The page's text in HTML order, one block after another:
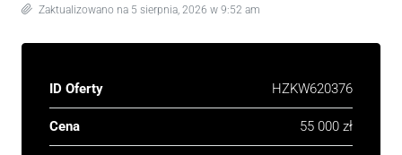
Zaktualizowano na 5 sierpnia, 2026 w 9:52 am
ID Oferty HZKW620376
Cena 55 000 zł